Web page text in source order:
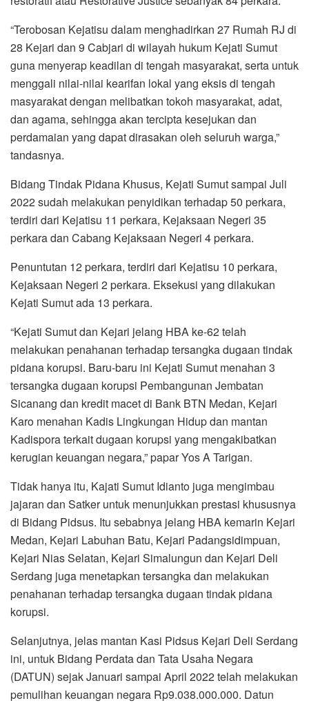
“Terobosan Kejatisu dalam menghadirkan 27 Rumah RJ di
28 Kejari dan 9 Cabjari di wilayah hukum Kejati Sumut
guna menyerap keadilan di tengah masyarakat, serta untuk
menggali nilai-nilai kearifan lokal yang eksis di tengah
masyarakat dengan melibatkan tokoh masyarakat, adat,
dan agama, sehingga akan tercipta kesejukan dan
perdamaian yang dapat dirasakan oleh seluruh warga,”
tandasnya.
Bidang Tindak Pidana Khusus, Kejati Sumut sampai Juli
2022 sudah melakukan penyidikan terhadap 50 perkara,
terdiri dari Kejatisu 11 perkara, Kejaksaan Negeri 35
perkara dan Cabang Kejaksaan Negeri 4 perkara.
Penuntutan 12 perkara, terdiri dari Kejatisu 10 perkara,
Kejaksaan Negeri 2 perkara. Eksekusi yang dilakukan
Kejati Sumut ada 13 perkara.
“Kejati Sumut dan Kejari jelang HBA ke-62 telah
melakukan penahanan terhadap tersangka dugaan tindak
pidana korupsi. Baru-baru ini Kejati Sumut menahan 3
tersangka dugaan korupsi Pembangunan Jembatan
Sicanang dan kredit macet di Bank BTN Medan, Kejari
Karo menahan Kadis Lingkungan Hidup dan mantan
Kadispora terkait dugaan korupsi yang mengakibatkan
kerugian keuangan negara,” papar Yos A Tarigan.
Tidak hanya itu, Kajati Sumut Idianto juga mengimbau
jajaran dan Satker untuk menunjukkan prestasi khususnya
di Bidang Pidsus. Itu sebabnya jelang HBA kemarin Kejari
Medan, Kejari Labuhan Batu, Kejari Padangsidimpuan,
Kejari Nias Selatan, Kejari Simalungun dan Kejari Deli
Serdang juga menetapkan tersangka dan melakukan
penahanan terhadap tersangka dugaan tindak pidana
korupsi.
Selanjutnya, jelas mantan Kasi Pidsus Kejari Deli Serdang
ini, untuk Bidang Perdata dan Tata Usaha Negara
(DATUN) sejak Januari sampai April 2022 telah melakukan
pemulihan keuangan negara Rp9.038.000.000. Datun